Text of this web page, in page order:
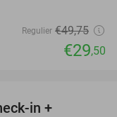
Regulier €49,75
€29,50
in +